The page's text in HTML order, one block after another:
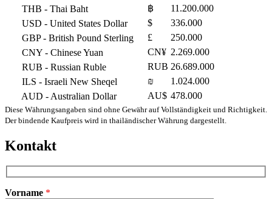
THB - Thai Baht ฿
11.200.000
USD - United States Dollar $
336.000
GBP- British Pound Sterling £
250.000
CNY - Chinese Yuan CN¥ 2.269.000
RUB - Russian Ruble RUB 26.689.000
ILS - Israeli New Sheqel ₪
1.024.000
AUD - Australian Dollar AU$ 478.000
Diese Währungsangaben sind ohne Gewähr auf Vollständigkeit und Richtigkeit.
Der bindende Kaufpreis wird in thailändischer Währung dargestellt.
Kontakt
Vorname *